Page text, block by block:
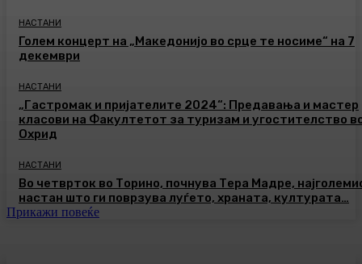
НАСТАНИ
Голем концерт на „Македонијо во срце те носиме“ на 7
декември
НАСТАНИ
„Гастромак и пријателите 2024“: Предавања и мастер
класови на Факултетот за туризам и угостителство
Охрид
НАСТАНИ
Во четврток во Торино, почнува Тера Мадре,
настан што ги поврзува луѓето, храната, културата…
Прикажи повеќе